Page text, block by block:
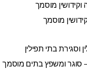
מוסמך
– סוגר ומשפץ בתים מוסמך